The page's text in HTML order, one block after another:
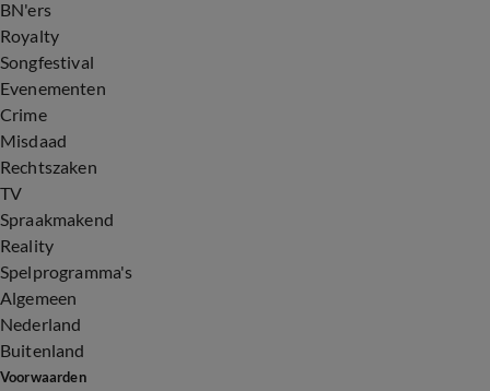
BN'ers
Royalty
Songfestival
Evenementen
Crime
Misdaad
Rechtszaken
TV
Spraakmakend
Reality
Spelprogramma's
Algemeen
Nederland
Buitenland
Voorwaarden